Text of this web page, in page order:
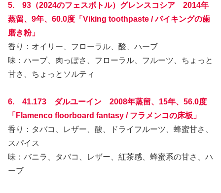
5. 93（2024のフェスボトル）グレンスコシア 2014年
蒸留、9年、60.0度「Viking toothpaste / バイキングの歯
磨き粉」
香り：オイリー、フローラル、酸、ハーブ
味：ハーブ、肉っぽさ、フローラル、フルーツ、ちょっと
甘さ、ちょっとソルティ
6. 41.173 ダルユーイン 2008年蒸留、15年、56.0度
「Flamenco floorboard fantasy / フラメンコの床板」
香り：タバコ、レザー、酸、ドライフルーツ、蜂蜜甘さ、
スパイス
味：バニラ、タバコ、レザー、紅茶感、蜂蜜系の甘さ、ハ
ーブ